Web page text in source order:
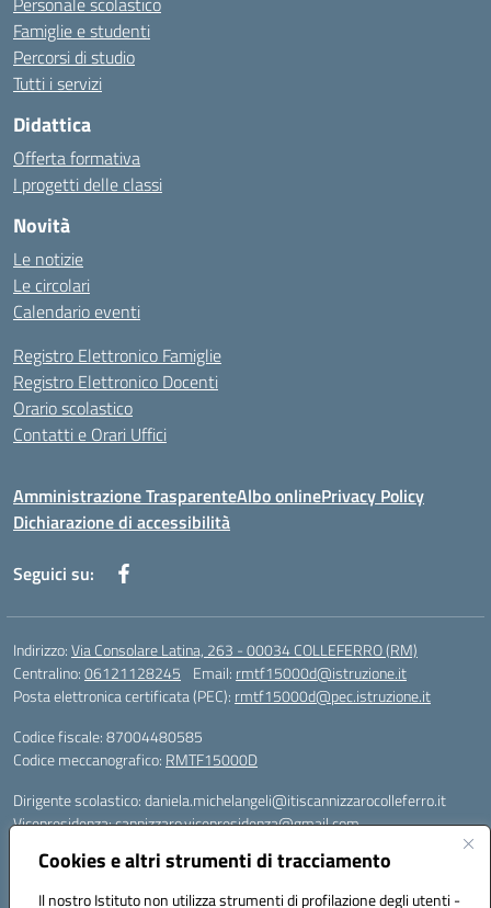
Cookies e altri strumenti di tracciamento
Il nostro Istituto non utilizza strumenti di profilazione degli utenti -
Famiglie e studenti
Percorsi di studio
Tutti i servizi
Didattica
Offerta formativa
I progetti delle classi
Novità
Le notizie
Le circolari
Calendario eventi
Registro Elettronico Famiglie
Registro Elettronico Docenti
Orario scolastico
Contatti e Orari Uffici
Amministrazione TrasparenteAlbo onlinePrivacy Policy
Dichiarazione di accessibilità
Seguici su:
Indirizzo:Via Consolare Latina, 263 - 00034 COLLEFERRO (RM)
Centralino:06121128245 Email: rmtf15000d@istruzione.it
Posta elettronica certificata (PEC): rmtf15000d@pec.istruzione.it
Codice fiscale: 87004480585
Codice meccanografico: RMTF15000D
Dirigente scolastico: daniela.michelangeli@itiscannizzarocolleferro.it
Vicepresidenza: cannizzaro.vicepresidenza@gmail.com
Supporto piattaforme DDI (creazione account e rigenerazione credenziali)